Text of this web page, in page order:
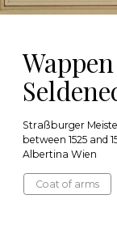
Straßburger
between 1525 and
Albertina Wien
Coat of arms